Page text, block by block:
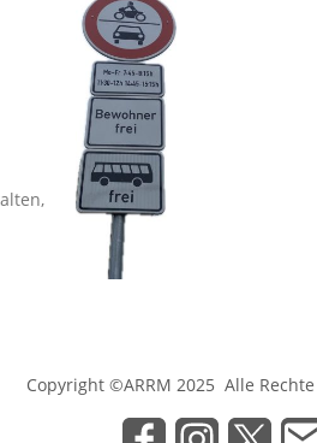
Copyright ©ARRM 2025 Alle